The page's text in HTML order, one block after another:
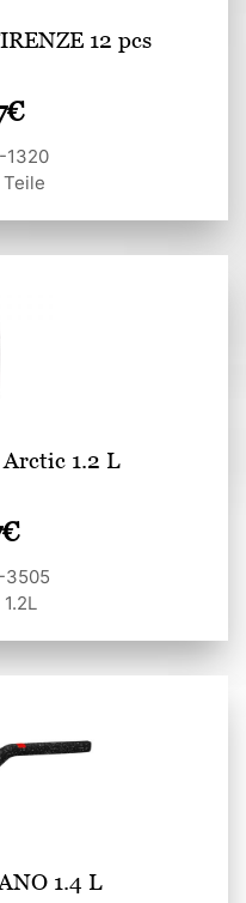
12 pcs
€
1320
Teile
1.2 L
€
3505
1.4 L